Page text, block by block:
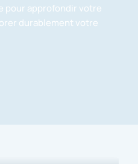
pour approfondir votre
durablement votre